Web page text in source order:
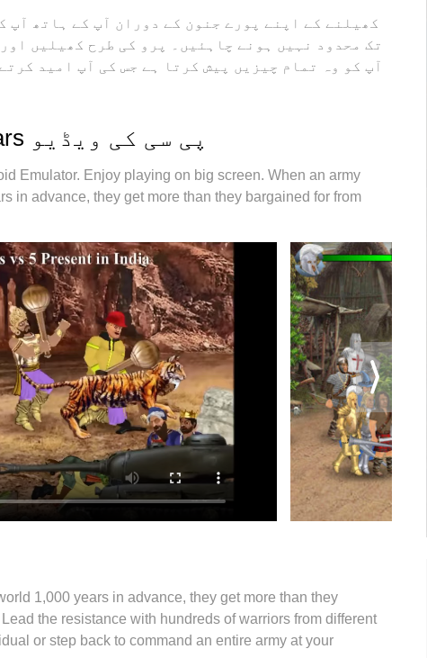
تک محدود نہیں ہونے چاہئیں۔ پرو کی طرح کھیلیں
ڈیوائس پر 2 یا زیادہ اکاؤنٹس پلے کرنا
خصوصی ایمولیشن انجن آپ کے پی سی کی مکمل طاقت
اسکرین شاٹس اور Back Wars پی سی کی ویڈیو
Emulator. Enjoy playing on big screen. When an army
in advance, they get more than they bargained for from
1,000 years in advance, they get more than they
the resistance with hundreds of warriors from different
or step back to command an entire army at your